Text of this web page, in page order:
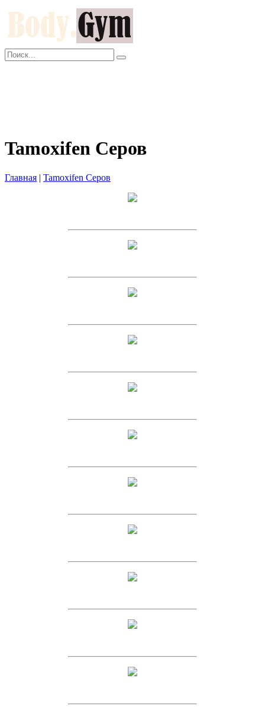
Tamoxifen Серов
Главная | Tamoxifen Серов